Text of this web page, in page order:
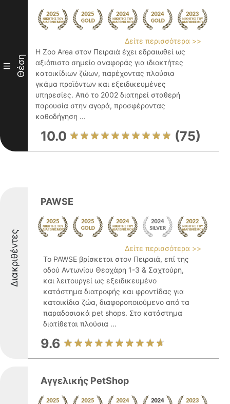
III Θέση
Δείτε περισσότερα >>
Η Zoo Area στον Πειραιά έχει εδραιωθεί ως
αξιόπιστο σημείο αναφοράς για ιδιοκτήτες
κατοικίδιων ζώων, παρέχοντας πλούσια
γκάμα προϊόντων και εξειδικευμένες
υπηρεσίες. Από το 2002 διατηρεί σταθερή
παρουσία στην αγορά, προσφέροντας
καθοδήγηση ...
10.0 (75)
Διακριθέντες
PAWSE
Δείτε περισσότερα >>
Το PAWSE βρίσκεται στον Πειραιά, επί της
οδού Αντωνίου Θεοχάρη 1-3 & Σαχτούρη,
και λειτουργεί ως εξειδικευμένο
κατάστημα διατροφής και φροντίδας για
κατοικίδια ζώα, διαφοροποιούμενο από τα
παραδοσιακά pet shops. Στο κατάστημα
διατίθεται πλούσια ...
9.6
Αγγελικής PetShop